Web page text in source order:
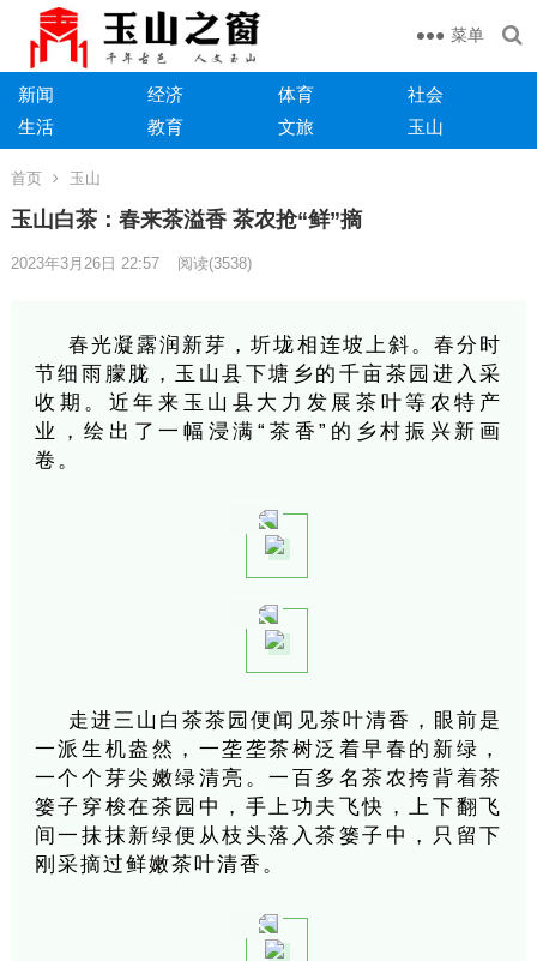
菜单
新闻 经济 体育
社会
生活
教育 文旅 玉山
首页 玉山
玉山白茶：春来茶溢香 茶农抢“鲜”摘
2023年3月26日 22:57 阅读(3538)
春光凝露润新芽，圻垅相连坡上斜。春分时
节细雨朦胧，玉山县下塘乡的千亩茶园进入采
收期。近年来玉山县大力发展茶叶等农特产
业，绘出了一幅浸满“茶香”的乡村振兴新画
卷。
走进三山白茶茶园便闻见茶叶清香，眼前是
一派生机盎然，一垄垄茶树泛着早春的新绿，
一个个芽尖嫩绿清亮。一百多名茶农挎背着茶
篓子穿梭在茶园中，手上功夫飞快，上下翻飞
间一抹抹新绿便从枝头落入茶篓子中，只留下
刚采摘过鲜嫩茶叶清香。